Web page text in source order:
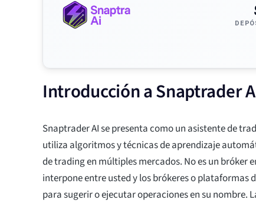
Introducción a Snaptrader
Snaptrader AI se presenta como un asistente de
utiliza algoritmos y técnicas de aprendizaje
de trading en múltiples mercados. No es un bróker
interpone entre usted y los brókeres o plataformas
para sugerir o ejecutar operaciones en su nombre.